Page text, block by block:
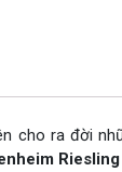
cho ra đời
Riesling